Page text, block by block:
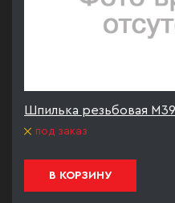
Шпилька резьбовая
под заказ
В КОРЗИНУ